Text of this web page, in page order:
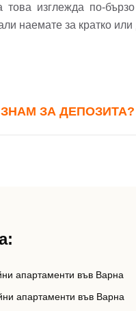
това изглежда по-
наемате за кратко
ЗА ДЕПОЗИТА?
Вашето
апартаменти във Варна
апартаменти във Варна